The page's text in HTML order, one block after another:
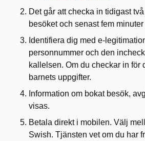
Det går att checka in tidigast
besöket och senast fem
Identifiera dig med e-
personnummer och den
kallelsen. Om du checkar in för
barnets uppgifter.
Information om bokat besök,
visas.
Betala direkt i mobilen. Välj
Swish. Tjänsten vet om du har